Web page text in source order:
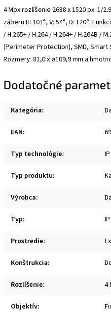
4 Mpx rozlíšenie 2688 x 1520 px. 1/
záberu H: 101°, V: 54°, D: 120°.
/ H.265+ / H.264 / H.264+ / H.264B /
(Perimeter Protection), SMD, Smart
Rozmery: 81,0 x ø109,9 mm a
Dodatočné
Kategória:
EAN:
Typ technológie:
Typ produktu:
Výrobca:
Typ:
Prostredie:
Konštrukcia:
Rozlíšenie: 4
Objektív: